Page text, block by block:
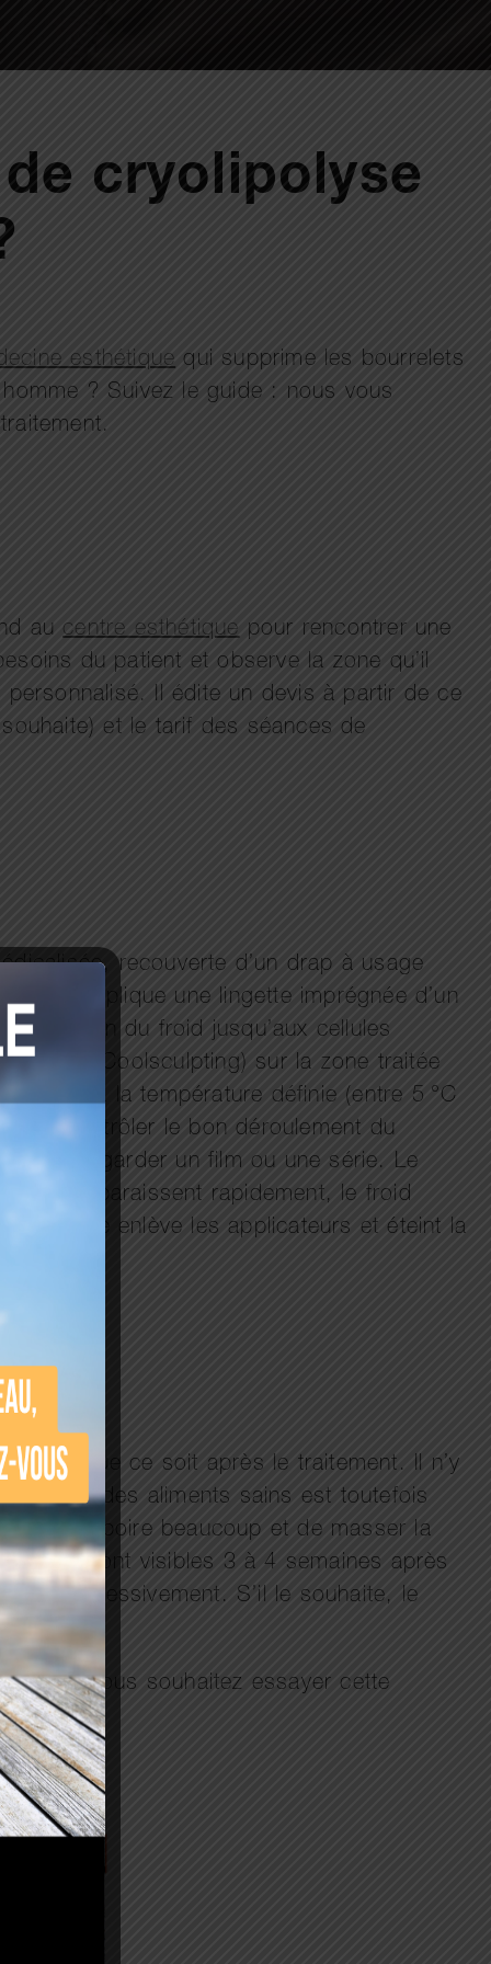
cryolipolyse
esthétique qui supprime les bourrelets
? Suivez le guide : nous vous
aucentre esthétiquepour rencontrer une
du patient et observe la zone qu’il
Il édite un devis à partir de ce
et le tarif des séances de
recouverte d’un drap à usage
applique une lingette imprégnée d’un
du froid jusqu’aux cellules
fois, en Coolsculpting) sur la zone traitée
à la température définie (entre 5 °C
contrôler le bon déroulement du
regarder un film ou une série. Le
ils disparaissent rapidement, le froid
enlève les applicateurs et éteint la
quoi que ce soit après le traitement. Il n’y
des aliments sains est toutefois
de boire beaucoup et de masser la
sont visibles 3 à 4 semaines après
progressivement. S’il le souhaite, le
Vous souhaitez essayer cette